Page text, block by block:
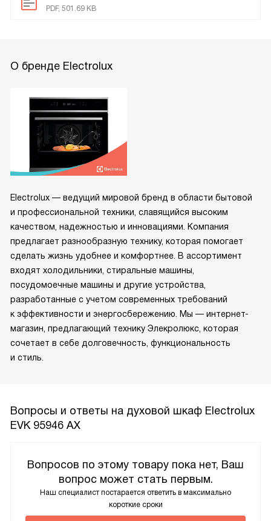
PDF, 501.69 KB
О бренде Electrolux
Electrolux — ведущий мировой бренд в области бытовой
и профессиональной техники, славящийся высоким
качеством, надежностью и инновациями. Компания
предлагает разнообразную технику, которая помогает
сделать жизнь удобнее и комфортнее. В ассортимент
входят холодильники, стиральные машины,
посудомоечные машины и другие устройства,
разработанные с учетом современных требований
к эффективности и энергосбережению. Мы — интернет-
магазин, предлагающий технику Элекролюкс, которая
сочетает в себе долговечность, функциональность
и стиль.
Вопросы и ответы на духовой шкаф Electrolux
EVK 95946 AX
Вопросов по этому товару пока нет, Ваш
вопрос может стать первым.
Наш специалист постарается ответить в максимально
короткие сроки